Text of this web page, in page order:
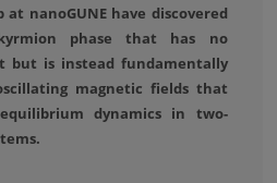
nanoGUNE have discovered
phase that has no
but is instead fundamentally
magnetic fields that
dynamics in two-